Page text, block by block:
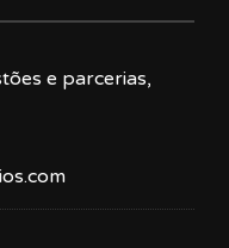
e parcerias,